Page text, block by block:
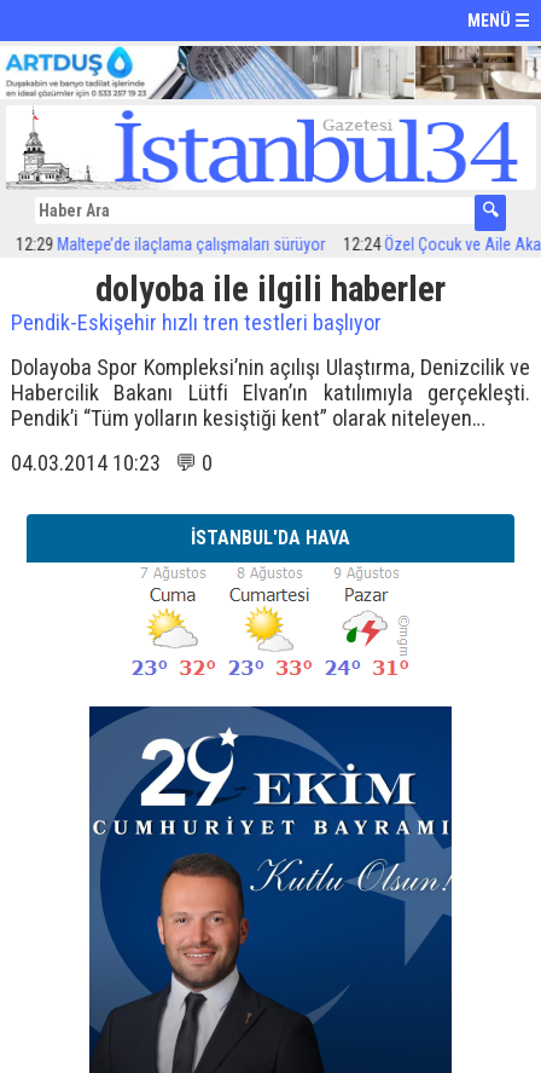
MENÜ ☰
Maltepe’de ilaçlama çalışmaları sürüyor 12:24Özel Çocuk ve Aile
dolyoba ile ilgili haberler
Pendik-Eskişehir hızlı tren testleri başlıyor
Dolayoba Spor Kompleksi’nin açılışı Ulaştırma, Denizcilik ve
Habercilik Bakanı Lütfi Elvan’ın katılımıyla gerçekleşti.
Pendik’i “Tüm yolların kesiştiği kent” olarak niteleyen…
04.03.2014 10:23 💬 0
İSTANBUL'DA HAVA